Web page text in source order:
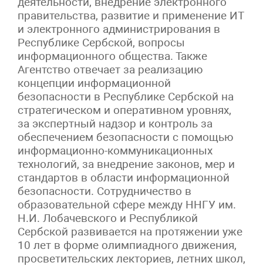
правительства, развитие и применение ИТ
и электронного администрирования в
Республике Сербской, вопросы
информационного общества. Также
Агентство отвечает за реализацию
концепции информационной
безопасности в Республике Сербской на
стратегическом и оперативном уровнях,
за экспертный надзор и контроль за
обеспечением безопасности с помощью
информационно-коммуникационных
технологий, за внедрение законов, мер и
стандартов в области информационной
безопасности. Сотрудничество в
образовательной сфере между ННГУ им.
Н.И. Лобачевского и Республикой
Сербской развивается на протяжении уже
10 лет в форме олимпиадного движения,
просветительских лекториев, летних школ,